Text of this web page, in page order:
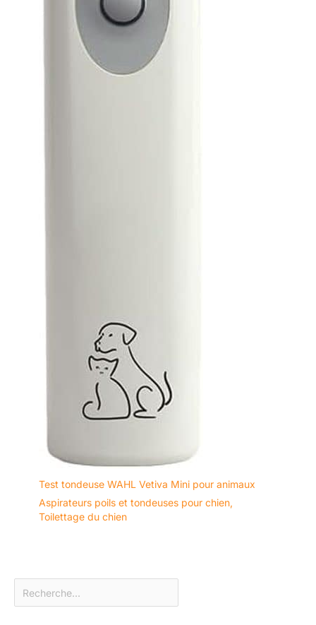
Test tondeuse WAHL Vetiva Mini pour animaux
Aspirateurs poils et tondeuses pour chien,
Toilettage du chien